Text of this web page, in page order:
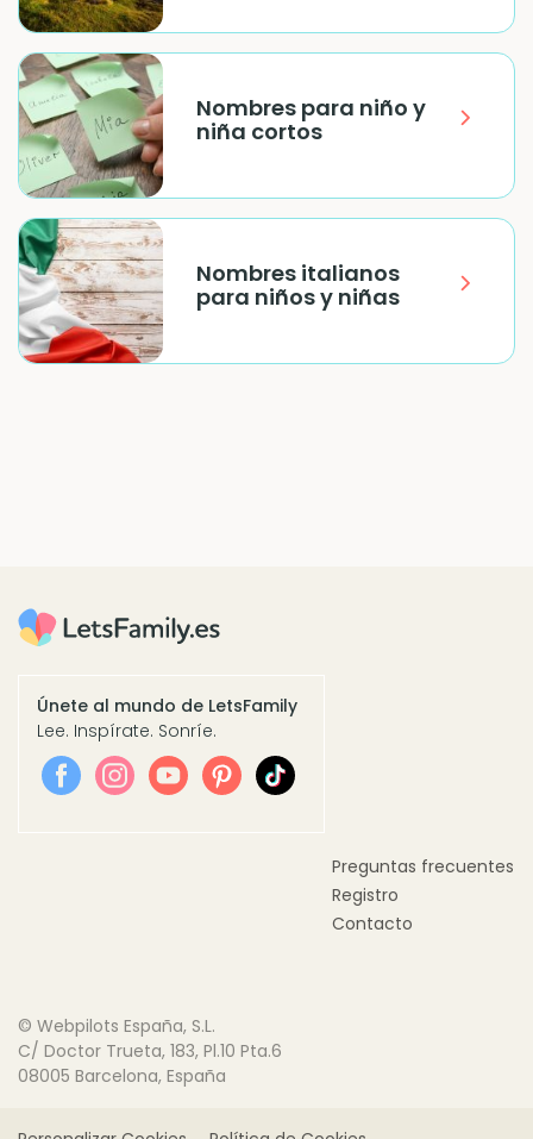
Nombres para niño y
niña cortos
Nombres italianos
para niños y niñas
Únete al mundo de LetsFamily
Lee. Inspírate. Sonríe.
Preguntas frecuentes
Registro
Contacto
© Webpilots España, S.L.
C/ Doctor Trueta, 183, Pl.10 Pta.6
08005 Barcelona, España